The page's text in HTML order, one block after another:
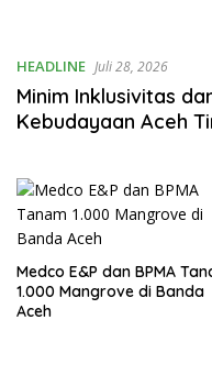
HEADLINE Juli 28, 2026
Minim Inklusivitas
Kebudayaan Aceh
Medco E&P dan BPMA
1.000 Mangrove di Banda
Aceh